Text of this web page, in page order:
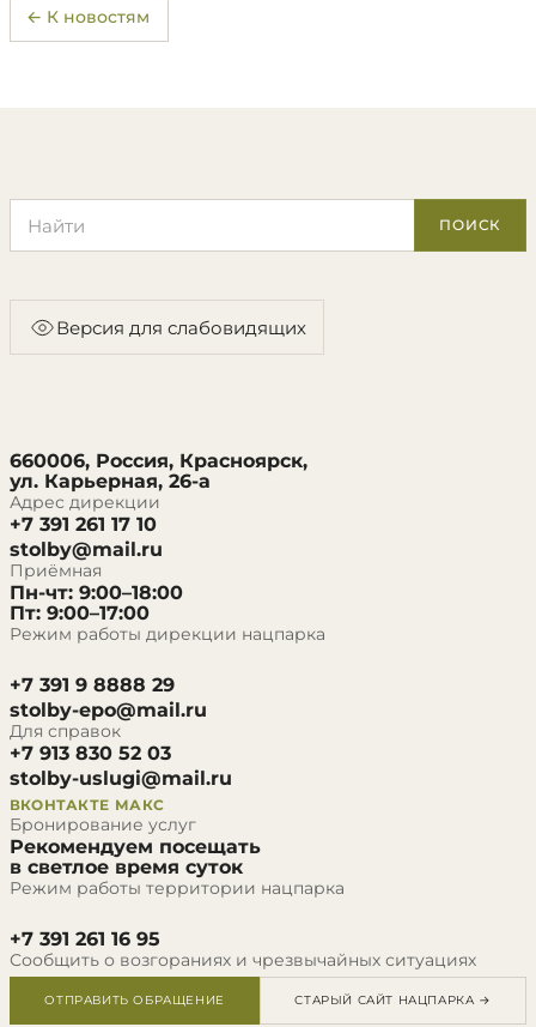
← К новостям
ПОИСК
Версия для слабовидящих
660006, Россия, Красноярск,
ул. Карьерная, 26-а
Адрес дирекции
+7 391 261 17 10
stolby@mail.ru
Приёмная
Пн-чт: 9:00–18:00
Пт: 9:00–17:00
Режим работы дирекции нацпарка
+7 391 9 8888 29
stolby-epo@mail.ru
Для справок
+7 913 830 52 03
stolby-uslugi@mail.ru
ВКОНТАКТЕ МАКС
Бронирование услуг
Рекомендуем посещать
в светлое время суток
Режим работы территории нацпарка
+7 391 261 16 95
Сообщить о возгораниях и чрезвычайных ситуациях
ОТПРАВИТЬ ОБРАЩЕНИЕ СТАРЫЙ САЙТ НАЦПАРКА →